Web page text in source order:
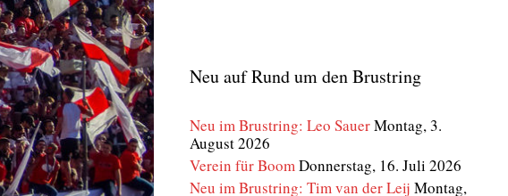
Neu auf Rund um den Brustring
Neu im Brustring: Leo SauerMontag, 3.
August 2026
Verein für BoomDonnerstag, 16. Juli 2026
Neu im Brustring: Tim van der Leij Montag,